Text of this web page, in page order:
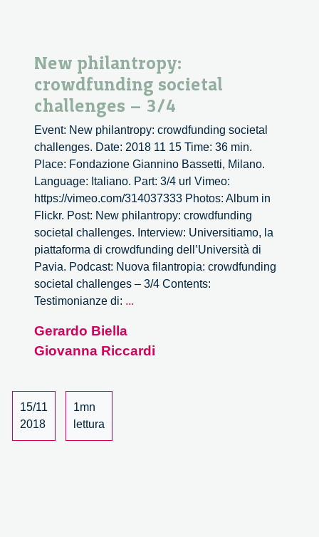
New philantropy:
crowdfunding societal
challenges – 3/4
Event: New philantropy: crowdfunding societal
challenges. Date: 2018 11 15 Time: 36 min.
Place: Fondazione Giannino Bassetti, Milano.
Language: Italiano. Part: 3/4 url Vimeo:
https://vimeo.com/314037333 Photos: Album in
Flickr. Post: New philantropy: crowdfunding
societal challenges. Interview: Universitiamo, la
piattaforma di crowdfunding dell’Università di
Pavia. Podcast: Nuova filantropia: crowdfunding
societal challenges – 3/4 Contents:
Testimonianze di: ...
societal
Gerardo Biella
Giovanna Riccardi
15/11
2018
1mn
lettura